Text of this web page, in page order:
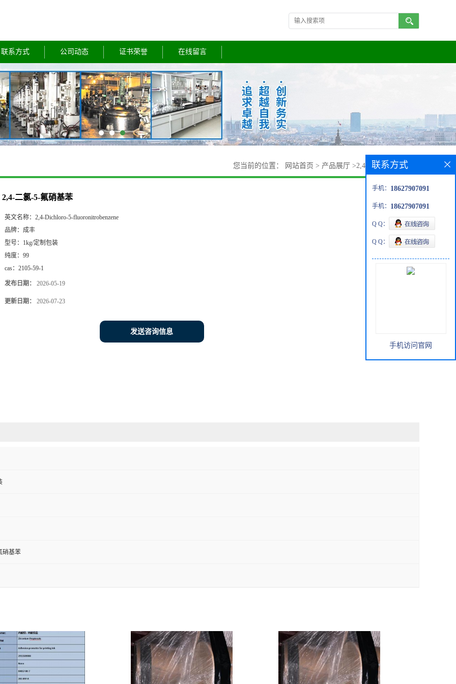
联系方式 公司动态 证书荣誉 在线留言
您当前的位置： 网站首页 > 产品展厅 >2,4-二氯-5-氟硝基苯
2,4-二氯-5-氟硝基苯
英文名称： 2,4-Dichloro-5-fluoronitrobenzene
品牌： 成丰
型号： 1kg/定制包装
纯度： 99
cas： 2105-59-1
发布日期： 2026-05-19
更新日期： 2026-07-23
发送咨询信息
硝基苯
联系方式
手机： 18627907091
手机： 18627907091
Q Q：
Q Q：
手机访问官网